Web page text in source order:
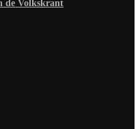
de Volkskrant